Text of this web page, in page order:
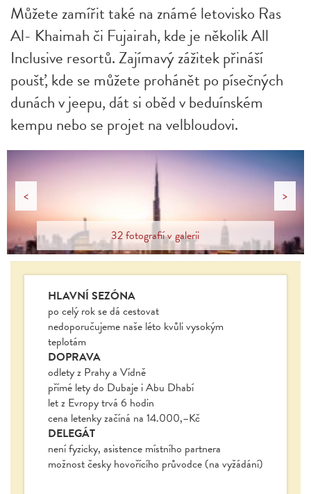
Můžete zamířit také na známé letovisko Ras
Al- Khaimah či Fujairah, kde je několik All
Inclusive resortů. Zajímavý zážitek přináší
poušť, kde se můžete prohánět po písečných
dunách v jeepu, dát si oběd v beduínském
kempu nebo se projet na velbloudovi.
< >
32 fotografií v galerii
HLAVNÍ SEZÓNA
po celý rok se dá cestovat
nedoporučujeme naše léto kvůli vysokým
teplotám
DOPRAVA
odlety z Prahy a Vídně
přímé lety do Dubaje i Abu Dhabí
let z Evropy trvá 6 hodin
cena letenky začíná na 14.000,–Kč
DELEGÁT
není fyzicky, asistence místního partnera
možnost česky hovořícího průvodce (na vyžádání)